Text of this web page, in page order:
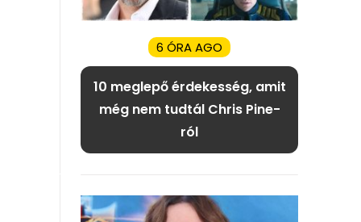
6 ÓRA AGO
10 meglepő érdekesség, amit
még nem tudtál Chris Pine-
ról